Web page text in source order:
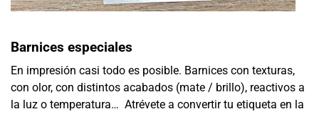
Barnices especiales
En impresión casi todo es posible. Barnices con texturas,
con olor, con distintos acabados (mate / brillo), reactivos a
la luz o temperatura… Atrévete a convertir tu etiqueta en la